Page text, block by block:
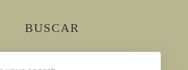
BUSCAR